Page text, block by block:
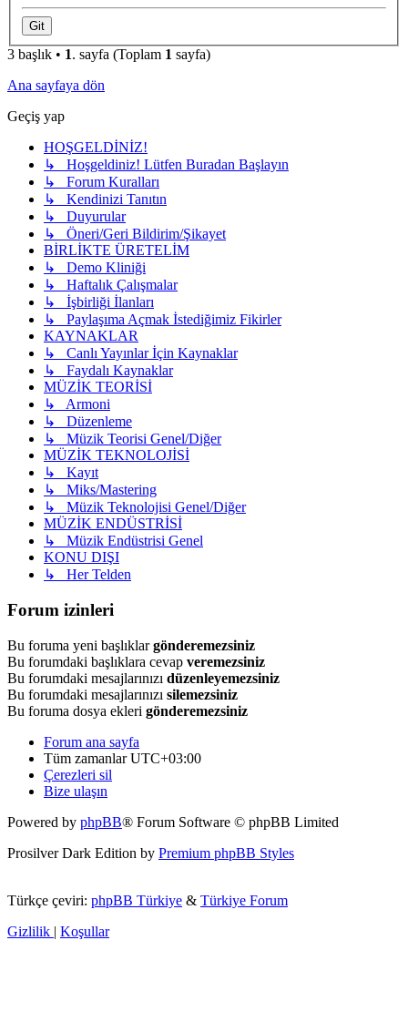
3 başlık • 1. sayfa (Toplam 1 sayfa)
Ana sayfaya dön
Geçiş yap
HOŞGELDİNİZ!
↳ Hoşgeldiniz! Lütfen Buradan Başlayın
↳ Forum Kuralları
↳ Kendinizi Tanıtın
↳ Duyurular
↳ Öneri/Geri Bildirim/Şikayet
BİRLİKTE ÜRETELİM
↳ Demo Kliniği
↳ Haftalık Çalışmalar
↳ İşbirliği İlanları
↳ Paylaşıma Açmak İstediğimiz Fikirler
KAYNAKLAR
↳ Canlı Yayınlar İçin Kaynaklar
↳ Faydalı Kaynaklar
MÜZİK TEORİSİ
↳ Armoni
↳ Düzenleme
↳ Müzik Teorisi Genel/Diğer
MÜZİK TEKNOLOJİSİ
↳ Kayıt
↳ Miks/Mastering
↳ Müzik Teknolojisi Genel/Diğer
MÜZİK ENDÜSTRİSİ
↳ Müzik Endüstrisi Genel
KONU DIŞI
↳ Her Telden
Forum izinleri
Bu foruma yeni başlıklargönderemezsiniz
Bu forumdaki başlıklara cevap veremezsiniz
Bu forumdaki mesajlarınızı düzenleyemezsiniz
Bu forumdaki mesajlarınızı silemezsiniz
Bu foruma dosya ekleri gönderemezsiniz
Forum ana sayfa
Tüm zamanlarUTC+03:00
Çerezleri sil
Bize ulaşın
Powered by phpBB® Forum Software © phpBB Limited
Prosilver Dark Edition by Premium phpBB Styles
Türkçe çeviri: phpBB Türkiye & Türkiye Forum
Gizlilik | Koşullar